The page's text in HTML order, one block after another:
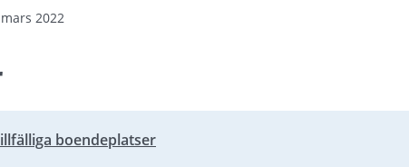
2022
boendeplatser